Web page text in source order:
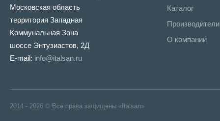
Московская область
территория Западная
Коммунальная Зона
шоссе Энтузиастов, 2Д
E-mail: info@italsan.ru
Каталог
Производители
О компании
2014 - 2026 © Все права защищены «Italsan»